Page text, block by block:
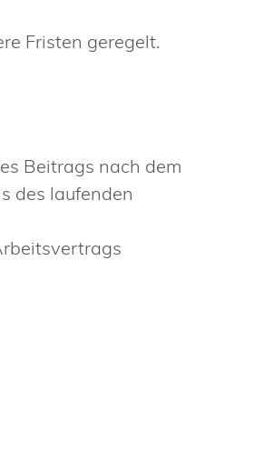
Fristen geregelt.
Beitrags nach dem
des laufenden